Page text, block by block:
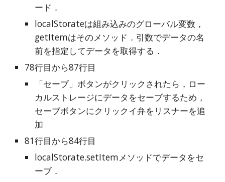
ード．
localStorateは組み込みのグローバル変数，
getItemはそのメソッド．引数でデータの名
前を指定してデータを取得する．
78行目から87行目
「セーブ」ボタンがクリックされたら，ロー
カルストレージにデータをセーブするため，
セーブボタンにクリックイ弁をリスナーを追
加
81行目から84行目
localStorate.setItemメソッドでデータをセ
ーブ．